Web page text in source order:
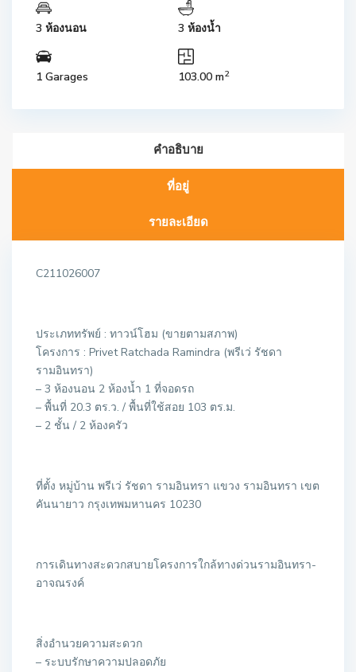
3 ห้องนอน 3 ห้องน้ำ
1 Garages 103.00 m2
คำอธิบาย
ที่อยู่
รายละเอียด
C211026007
ประเภททรัพย์ : ทาวน์โฮม (ขายตามสภาพ)
โครงการ : Privet Ratchada Ramindra (พรีเว่ รัชดา
รามอินทรา)
– 3 ห้องนอน 2 ห้องน้ำ 1 ที่จอดรถ
– พื้นที่ 20.3 ตร.ว. / พื้นที่ใช้สอย 103 ตร.ม.
– 2 ชั้น / 2 ห้องครัว
ที่ตั้ง หมู่บ้าน พรีเว่ รัชดา รามอินทรา แขวง รามอินทรา เขต
คันนายาว กรุงเทพมหานคร 10230
การเดินทางสะดวกสบายโครงการใกล้ทางด่วนรามอินทรา-
อาจณรงค์
สิ่งอำนวยความสะดวก
– ระบบรักษาความปลอดภัย